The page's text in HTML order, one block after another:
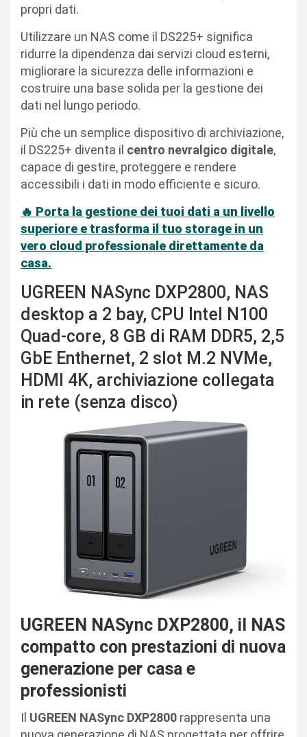
propri dati.
Utilizzare un NAS come il DS225+ significa
ridurre la dipendenza dai servizi cloud esterni,
migliorare la sicurezza delle informazioni e
costruire una base solida per la gestione dei
dati nel lungo periodo.
Più che un semplice dispositivo di archiviazione,
il DS225+ diventa il centro nevralgico digitale,
capace di gestire, proteggere e rendere
accessibili i dati in modo efficiente e sicuro.
🔥 Porta la gestione dei tuoi dati a un livello
superiore e trasforma il tuo storage in un
vero cloud professionale direttamente da
casa.
UGREEN NASync DXP2800, NAS
desktop a 2 bay, CPU Intel N100
Quad-core, 8 GB di RAM DDR5, 2,5
GbE Enthernet, 2 slot M.2 NVMe,
HDMI 4K, archiviazione collegata
in rete (senza disco)
UGREEN NASync DXP2800, il NAS
compatto con prestazioni di nuova
generazione per casa e
professionisti
Il UGREEN NASync DXP2800 rappresenta una